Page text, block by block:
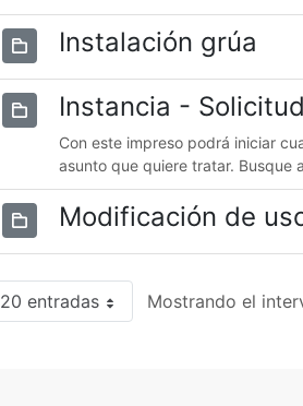
Instalación grúa
Instancia -
Con este impreso podrá iniciar
asunto que quiere tratar. Busque
Modificación de
20 entradas Mostrando el